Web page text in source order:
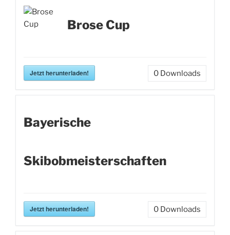
Brose Cup
Jetzt herunterladen! 0 Downloads
Bayerische
Skibobmeisterschaften
Jetzt herunterladen! 0 Downloads